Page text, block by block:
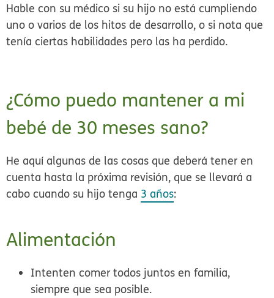
Hable con su médico si su hijo no está cumpliendo
uno o varios de los hitos de desarrollo, o si nota que
tenía ciertas habilidades pero las ha perdido.
¿Cómo puedo mantener a mi
bebé de 30 meses sano?
He aquí algunas de las cosas que deberá tener en
cuenta hasta la próxima revisión, que se llevará a
cabo cuando su hijo tenga 3 años:
Alimentación
Intentencomer todos juntos en familia,
siempre que sea posible.